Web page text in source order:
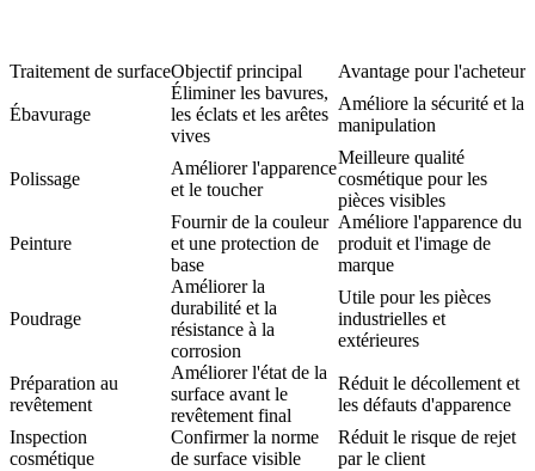
Traitement de surfaceObjectif principal Avantage pour l'acheteur
Ébavurage
Éliminer les bavures,
les éclats et les arêtes
vives
Améliore la sécurité et la
manipulation
Polissage
Améliorer l'apparence
et le toucher
Meilleure qualité
cosmétique pour les
pièces visibles
Peinture
Fournir de la couleur
et une protection de
base
Améliore l'apparence du
produit et l'image de
marque
Poudrage
Améliorer la
durabilité et la
résistance à la
corrosion
Utile pour les pièces
industrielles et
extérieures
Préparation au
revêtement
Améliorer l'état de la
surface avant le
revêtement final
Réduit le décollement et
les défauts d'apparence
Inspection
cosmétique
Confirmer la norme
de surface visible
Réduit le risque de rejet
par le client